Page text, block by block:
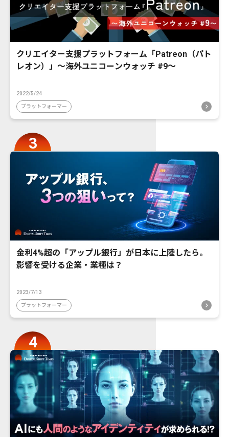
クリエイター支援プラットフォーム「Patreon（パト
レオン）」〜海外ユニコーンウォッチ #9〜
2022/5/24
プラットフォーマー
金利4%超の「アップル銀行」が日本に上陸したら。
影響を受ける企業・業種は？
2023/7/13
プラットフォーマー